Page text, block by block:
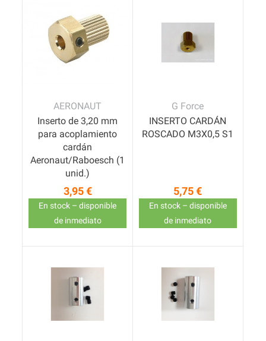
AERONAUT
Inserto de 3,20 mm
para acoplamiento
cardán
Aeronaut/Raboesch (1
unid.)
Precio
3,95 €
En stock – disponible
de inmediato
G Force
INSERTO CARDÁN
ROSCADO M3X0,5 S1
Precio
5,75 €
En stock – disponible
de inmediato